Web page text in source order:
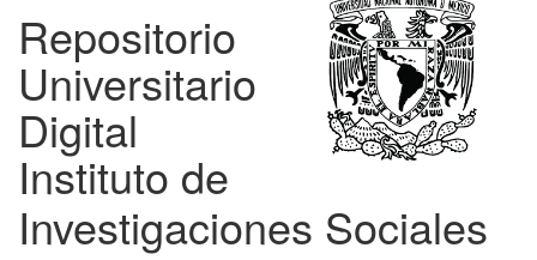
Repositorio
Universitario
Digital
Instituto de
Investigaciones Sociales